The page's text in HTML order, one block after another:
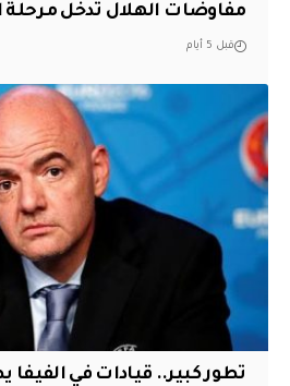
مفاوضات الهلال تدخل
قبل 5 أيام
تطور كبير.. قيادات في الفيفا